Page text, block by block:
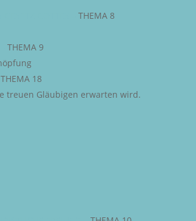
THEMA 8
THEMA 9
THEMA 18
treuen Gläubigen erwarten wird.